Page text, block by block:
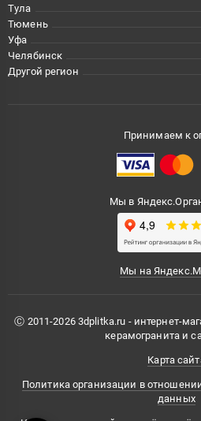
Тула
Тюмень
Уфа
Челябинск
Другой регион
Принимаем к
Мы в
Мы на
Ⓒ 2011-2026 3dplitka.ru - интернет-
керамогранита и
Карта
Политика организации в
данных